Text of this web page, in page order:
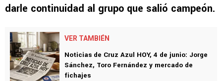
darle continuidad al grupo que salió campeón.
VER TAMBIÉN
Noticias de Cruz Azul HOY, 4 de junio: Jorge
Sánchez, Toro Fernández y mercado de
fichajes